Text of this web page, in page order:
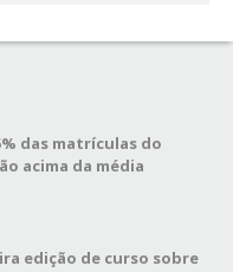
das matrículas do
acima da média
edição de curso sobre